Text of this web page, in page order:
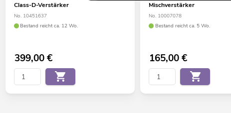
Class-D-Verstärker
No. 10451637
Bestand reicht ca. 12 Wo.
399,00€
Mischverstärker
No. 10007078
Bestand reicht ca. 5 Wo.
165,00€